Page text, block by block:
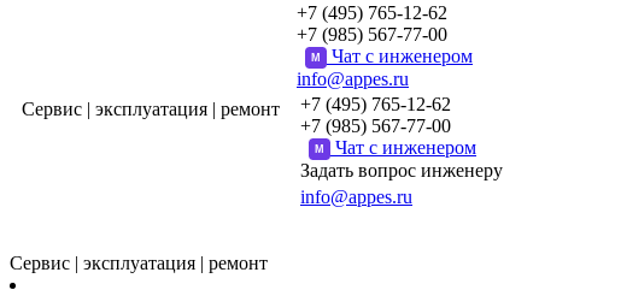
Сервис | эксплуатация | ремонт
+7 (495) 765-12-62
+7 (985) 567-77-00
M
Чат с инженером
info@appes.ru
+7 (495) 765-12-62
+7 (985) 567-77-00
M
Чат с инженером
Задать вопрос инженеру
info@appes.ru
Сервис | эксплуатация | ремонт